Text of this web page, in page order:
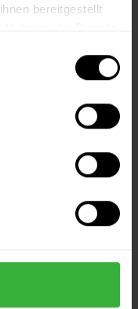
bereitgestellt
außen und innen